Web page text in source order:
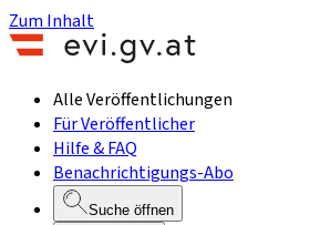
Zum Inhalt
Alle Veröffentlichungen
Für Veröffentlicher
Hilfe & FAQ
Benachrichtigungs-Abo
Suche öffnen